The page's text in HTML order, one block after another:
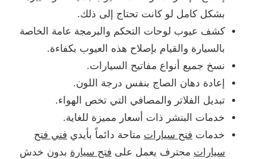
بشكل كامل لو كانت تحتاج إلى ذلك.
كشف عيوب لوحات التحكم والبرمجة عامة الخاصة
بالسيارة والقيام بإصلاح هذه العيوب بكفاءة.
نسخ جميع أنواع مفاتيح السيارات.
إعادة دهان الصاج بنفس درجة اللون.
تبديل الفلاتر والمصافي التي تخص الهواء.
خدمات البنشر ذات أسعار مميزة للغاية.
خدمات فتح سيارات متاحة دائماً بأيدي فني فتح
سيارات محترف يعمل على فتح سيارة بدون خدش